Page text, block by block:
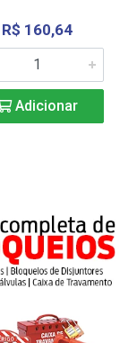
R$ 160,64
Adicionar